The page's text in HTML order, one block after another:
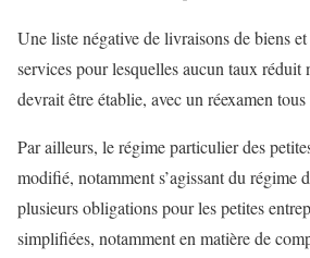
Une liste négative de livraisons de biens
services pour lesquelles aucun taux réduit
devrait être établie, avec un réexamen tous
Par ailleurs, le régime particulier des
modifié, notamment s’agissant du régime
plusieurs obligations pour les petites
simplifiées, notamment en matière de